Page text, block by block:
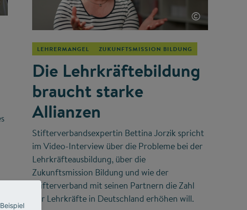
©
LEHRERMANGEL ZUKUNFTSMISSION BILDUNG
Die Lehrkräftebildung
braucht starke
Allianzen
Stifterverbandsexpertin Bettina Jorzik spricht
im Video-Interview über die Probleme bei der
Lehrkräfteausbildung, über die
Zukunftsmission Bildung und wie der
Stifterverband mit seinen Partnern die Zahl
der Lehrkräfte in Deutschland erhöhen will.